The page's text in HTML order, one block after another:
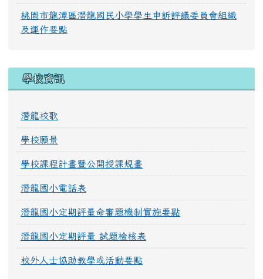
桃園市龍潭區潛龍國民小學學生申訴評議委員會組織
及運作要點
學校資訊
潛龍校歌
學校願景
學校課程計畫暨公開授課規畫
潛龍國小電話表
潛龍國小定期評量命審題機制實施要點
潛龍國小定期評量 試題檢核表
校外人士協助教學或活動要點